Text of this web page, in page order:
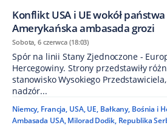
Konflikt USA i UE wokół
Amerykańska ambasada grozi
Sobota, 6 czerwca (18:03)
Spór na linii Stany Zjednoczone -
Hercegowiny. Strony przedstawiły
stanowisko Wysokiego
nadzór...
Niemcy, Francja, USA, UE, Bałkany, Bośnia i
Ambasada USA, Milorad Dodik, Republika